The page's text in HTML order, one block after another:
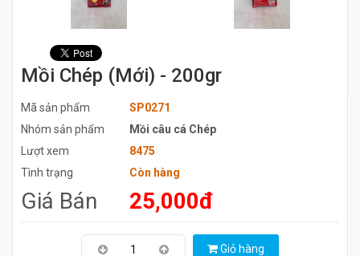
Mồi Chép (Mới) - 200gr
Mã sản phẩm
SP0271
Nhóm sản phẩm
Mồi câu cá Chép
Lượt xem
8475
Tình trạng
Còn hàng
Giá Bán 25,000đ
Giỏ hàng